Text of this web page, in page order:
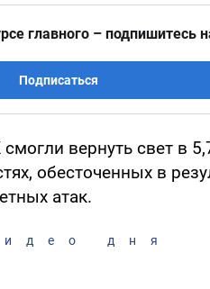
главного – подпишитесь
Подписаться
вернуть свет в
обесточенных в
атак.
дня